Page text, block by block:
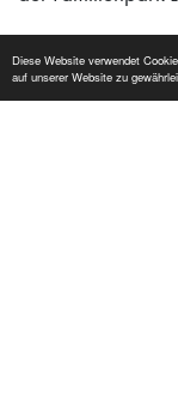
Diese Website verwendet
auf unserer Website zu
Alle Mitarbeiter
beitragen, gute